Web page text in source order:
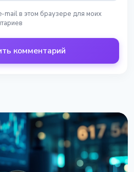
mail в этом браузере для моих
комментарий